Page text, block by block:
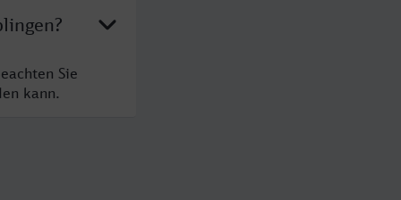
Sie
kann.